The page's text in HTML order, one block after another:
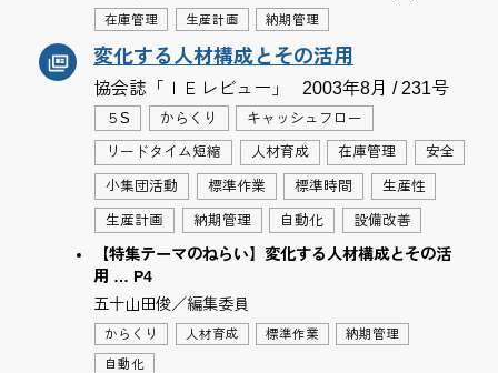
在庫管理 生産計画 納期管理
変化する人材構成とその活用
協会誌「ＩＥレビュー」 2003年8月 / 231号
５S からくり キャッシュフロー
リードタイム短縮 人材育成 在庫管理 安全
小集団活動 標準作業 標準時間 生産性
生産計画 納期管理 自動化 設備改善
【特集テーマのねらい】変化する人材構成とその活
用 … P4
五十山田俊／編集委員
からくり 人材育成 標準作業 納期管理
自動化